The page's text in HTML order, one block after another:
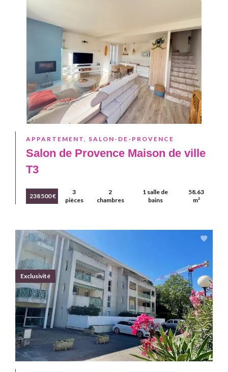
APPARTEMENT, SALON-DE-PROVENCE
Salon de Provence Maison de ville
T3
238 500 €
3
pièces
2
chambres
1 salle de
bains
58.63
m²
Exclusivité